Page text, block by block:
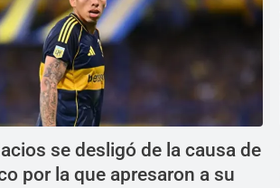
se desligó de la causa de
por la que apresaron a su